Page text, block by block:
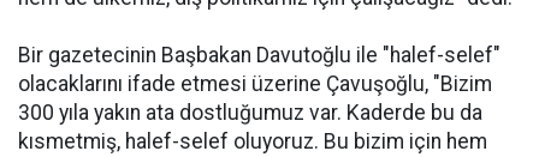
Bir gazetecinin Başbakan Davutoğlu ile "halef-selef"
olacaklarını ifade etmesi üzerine Çavuşoğlu, "Bizim
300 yıla yakın ata dostluğumuz var. Kaderde bu da
kısmetmiş, halef-selef oluyoruz. Bu bizim için hem